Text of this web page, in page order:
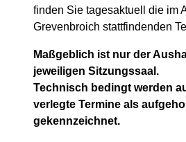
finden Sie tagesaktuell die im
Grevenbroich stattfindenden
Maßgeblich ist nur der
jeweiligen Sitzungssaal.
Technisch bedingt werden
verlegte Termine als
gekennzeichnet.